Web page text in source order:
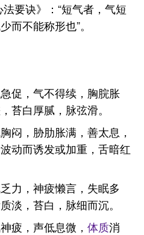
要诀》：“短气者，气短
而不能称形也”。
促，气不得续，胸脘胀
苔白厚腻，脉弦滑。
闷，胁肋胀满，善太息，
动而诱发或加重，舌暗红
力，神疲懒言，失眠多
淡，苔白，脉细而沉。
疲，声低息微， 体质消